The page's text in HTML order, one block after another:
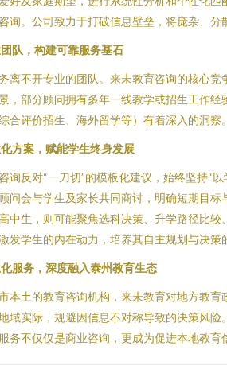
询。公司致力于打破信息壁垒，将庞杂、
队，构建可靠服务基石
离不开专业的团队。来未教育咨询的核心
，部分顾问拥有多年一线教学或招生工作
合评价招生、海外留学等）有着深入的洞
方案，赋能学生终身发展
询反对“一刀切”的模板化建议，始终坚持“
问会与学生及家长共同商讨，明确短期目
中生，则可能聚焦选科决策、升学路径比
发学生的内在动力，培养其自主规划与决策
服务，深度融入泰州教育生态
本土的教育咨询机构，来未教育对地方教
域实际，规避因信息不对称导致的决策风
务不仅仅是商业咨询，更成为促进本地教育